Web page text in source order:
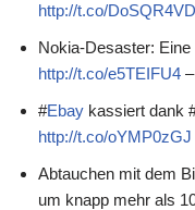
http://t.co/DoSQR4VD
Nokia-Desaster:
http://t.co/e5TEIFU4
#Ebay kassiert dank
http://t.co/oYMP0zGJ
Abtauchen mit dem
um knapp mehr als